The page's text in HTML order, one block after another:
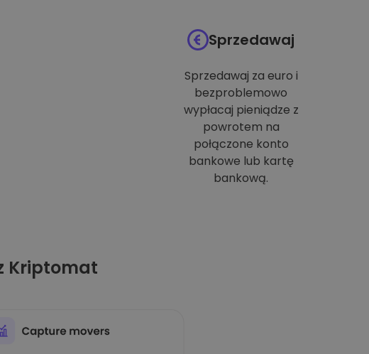
Sprzedawaj
Sprzedawaj za euro i
bezproblemowo
wypłacaj pieniądze z
powrotem na
połączone konto
bankowe lub kartę
bankową.
Kriptomat